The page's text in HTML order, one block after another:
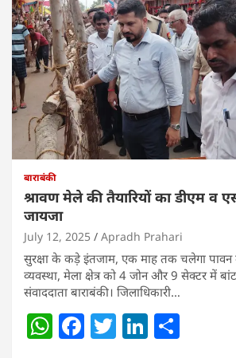
बाराबंकी
श्रावण मेले की तैयारियों का डीएम व
जायजा
July 12, 2025 Apradh Prahari
सुरक्षा के कड़े इंतजाम, एक माह तक चलेगा पावन
व्यवस्था, मेला क्षेत्र को 4 जोन और 9 सेक्टर में
संवाददाता बाराबंकी। जिलाधिकारी…
W F T Li